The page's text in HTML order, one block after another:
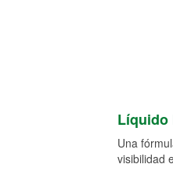
Líquido
Una
visibilidad